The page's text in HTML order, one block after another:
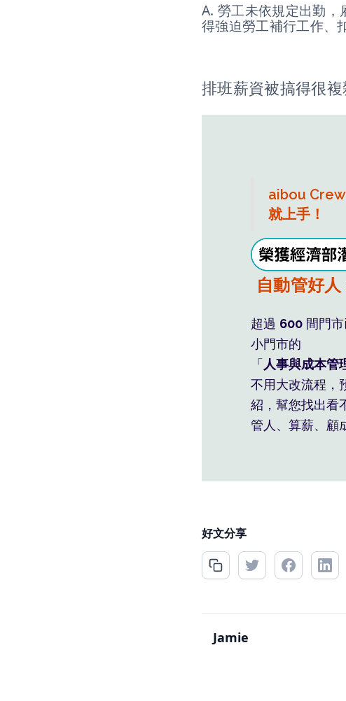
A. 勞工未依規定出勤
得強迫勞工補行工作、
排班薪資被搞得很
aibou
就上手！
班表薪水
自動管好
利潤藏在您
超過 600 間門
小門市的
「 人事與成本管
不用大改流程，
紹，幫您找出看
管人、算薪、顧
好文分享
Jamie